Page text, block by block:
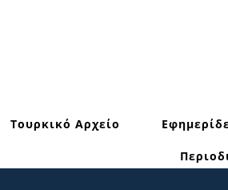
Τουρκικό Αρχείο